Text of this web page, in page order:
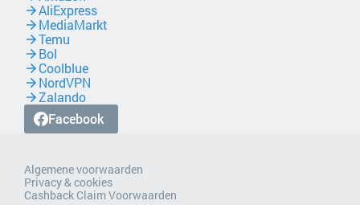
AliExpress
MediaMarkt
Temu
Bol
Coolblue
NordVPN
Zalando
Facebook
Algemene voorwaarden
Privacy & cookies
Cashback Claim Voorwaarden